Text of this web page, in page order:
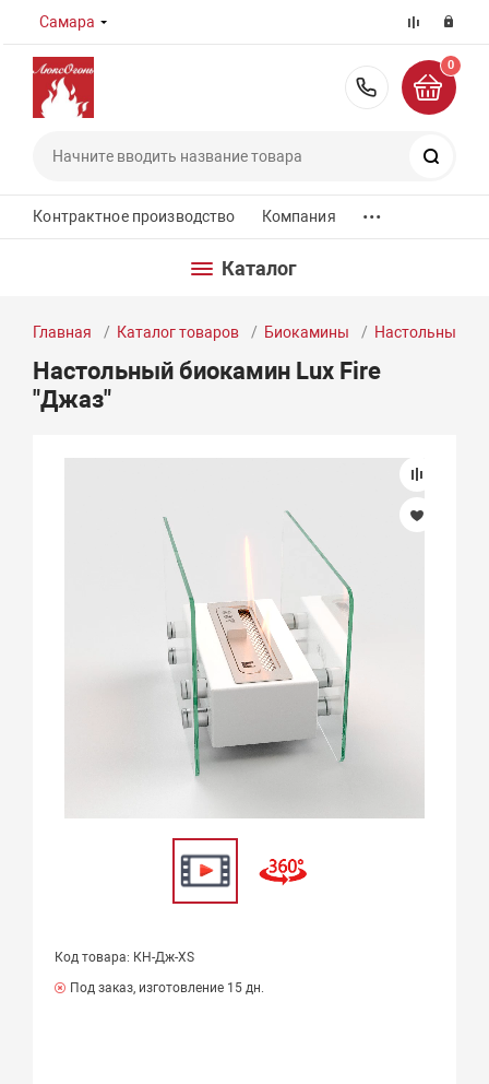
Самара
8 (800)
0
Контрактное производство Компания ...
Каталог
Главная Каталог товаров Биокамины Настольные
Настольный биокамин Lux Fire
"Джаз"
Код товара: КН-Дж-XS
Под заказ, изготовление 15 дн.